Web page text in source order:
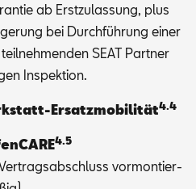
ab Erst­zu­las­sung, plus
bei Durch­füh­rung ei­ner
SEAT Part­ner
In­spek­ti­on.
Er­satz­mo­bi­li­tät4.4
4.5
vor­mon­tier­